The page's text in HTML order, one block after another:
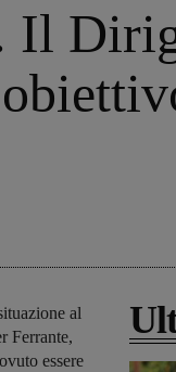
Il
al
Ferrante,
essere